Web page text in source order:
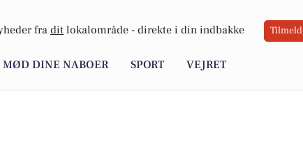
fra dit lokalområde - direkte i din indbakke Tilmeld
MØD DINE NABOER SPORT VEJRET